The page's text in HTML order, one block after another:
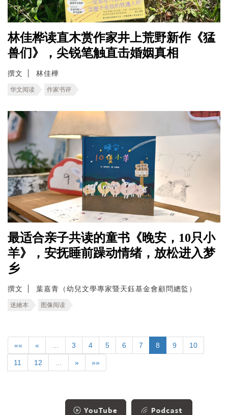
林佳桦读直木赏作家井上荒野新作《猛
兽们》，尖锐笔触直击婚姻真相
撰文 林佳樺
华文阅读 作家书评
最适合亲子共读的童书《晚安，10只小
羊》，安抚睡前躁动情绪，放松进入梦
乡
撰文 葉嘉青（幼兒文學專家暨天鈺基金會顧問總監）
迷繪本 图像阅读
«« « 3 4 5 6 7 8 9 10
11 12 » »»